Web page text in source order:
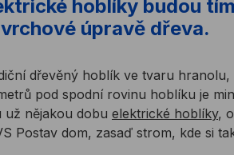
hoblíky budou
úpravě dřeva.
dřevěný hoblík ve tvaru
pod spodní rovinu hoblíku je
už nějakou dobu elektrické hoblíky,
Postav dom, zasaď strom, kde si